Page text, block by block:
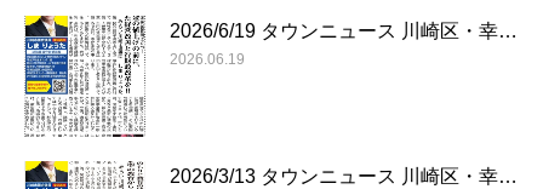
2026/6/19 タウンニュース 川崎区・幸…
2026.06.19
2026/3/13 タウンニュース 川崎区・幸…